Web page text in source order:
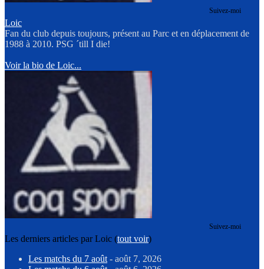
Suivez-moi
Loic
Fan du club depuis toujours, présent au Parc et en déplacement de
1988 à 2010. PSG ´till I die!
Voir la bio de Loic...
Suivez-moi
Les derniers articles par Loic (tout voir)
Les matchs du 7 août - août 7, 2026